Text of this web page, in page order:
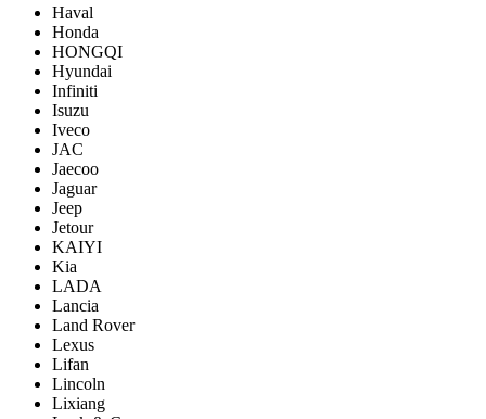
Haval
Honda
HONGQI
Hyundai
Infiniti
Isuzu
Iveco
JAC
Jaecoo
Jaguar
Jeep
Jetour
KAIYI
Kia
LADA
Lancia
Land Rover
Lexus
Lifan
Lincoln
Lixiang